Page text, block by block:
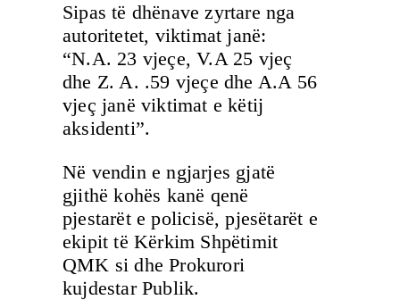
Sipas të dhënave zyrtare nga
autoritetet, viktimat janë:
“N.A. 23 vjeçe, V.A 25 vjeç
dhe Z. A. .59 vjeçe dhe A.A 56
vjeç janë viktimat e këtij
aksidenti”.
Në vendin e ngjarjes gjatë
gjithë kohës kanë qenë
pjestarët e policisë, pjesëtarët e
ekipit të Kërkim Shpëtimit
QMK si dhe Prokurori
kujdestar Publik.